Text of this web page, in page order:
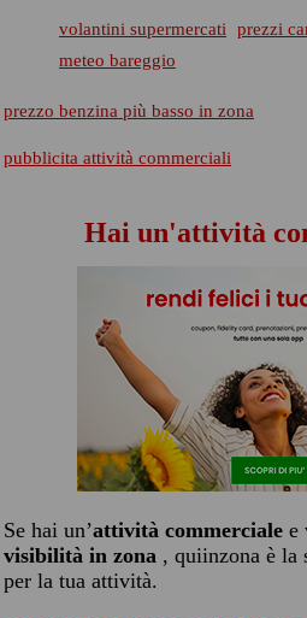
volantini supermercati prezzi
meteo bareggio
prezzo benzina più basso in zona
pubblicita attività commerciali
Hai un'attività
Se hai un’attività commerciale e
visibilità in zona , quiinzona è la
per la tua attività.